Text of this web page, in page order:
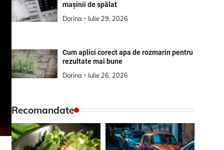
mașinii de spălat
Dorina
Iulie 29, 2026
Cum aplici corect apa de rozmarin pentru
rezultate mai bune
Dorina
Iulie 26, 2026
Recomandate